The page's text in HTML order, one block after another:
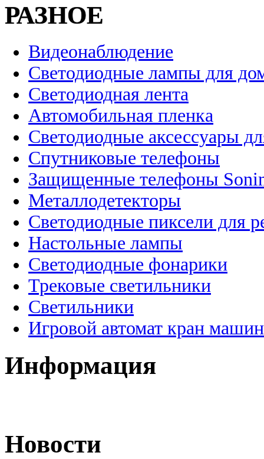
РАЗНОЕ
Видеонаблюдение
Светодиодные лампы для
Светодиодная лента
Автомобильная пленка
Светодиодные аксессуары
Спутниковые телефоны
Защищенные телефоны
Металлодетекторы
Светодиодные пиксели для
Настольные лампы
Светодиодные фонарики
Трековые светильники
Светильники
Игровой автомат кран
Информация
Новости